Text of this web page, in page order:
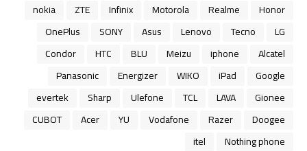
Honor
Realme
Motorola
Infinix
ZTE
nokia
LG
Tecno
Lenovo
Asus
SONY
OnePlus
Alcatel
iphone
Meizu
BLU
HTC
Condor
Google
iPad
WIKO
Energizer
Panasonic
Gionee
LAVA
TCL
Ulefone
Sharp
evertek
Doogee
Razer
Vodafone
YU
Acer
CUBOT
Nothing phone
itel